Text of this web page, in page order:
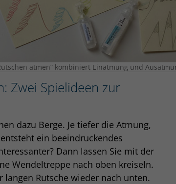
atmen“ kombiniert Einatmung und
Zwei Spielideen zur
dazu Berge. Je tiefer die Atmung,
ein beeindruckendes
Dann lassen Sie mit der
Wendeltreppe nach oben kreiseln.
Rutsche wieder nach unten.